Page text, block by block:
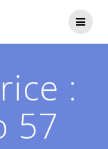
:
57